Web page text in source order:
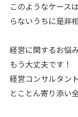
このようなケース
らないうちに是非
経営に関するお悩
もう大丈夫です！
経営コンサルタン
とことん寄り添い